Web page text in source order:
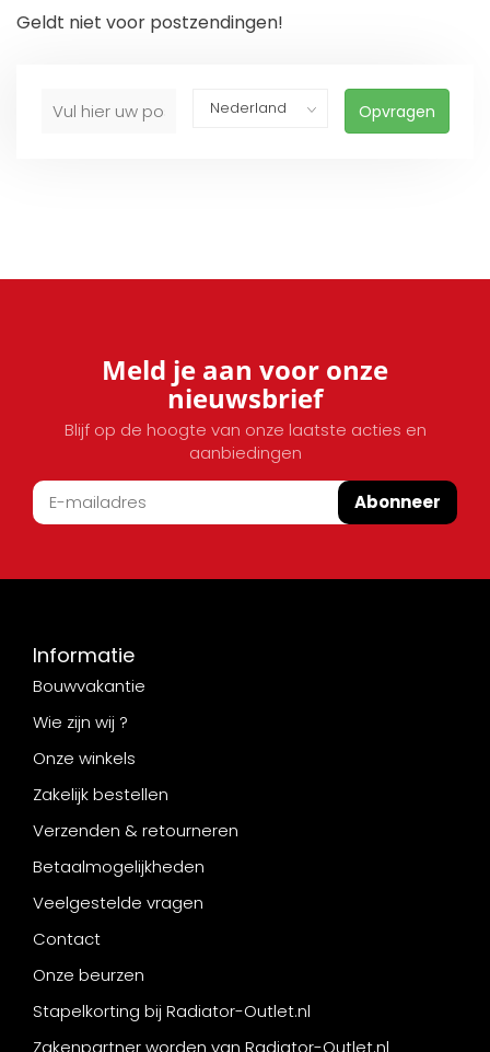
Geldt niet voor postzendingen!
Opvragen
Meld je aan voor onze
nieuwsbrief
Blijf op de hoogte van onze laatste acties en
aanbiedingen
Abonneer
Informatie
Bouwvakantie
Wie zijn wij ?
Onze winkels
Zakelijk bestellen
Verzenden & retourneren
Betaalmogelijkheden
Veelgestelde vragen
Contact
Onze beurzen
Stapelkorting bij Radiator-Outlet.nl
Zakenpartner worden van Radiator-Outlet.nl